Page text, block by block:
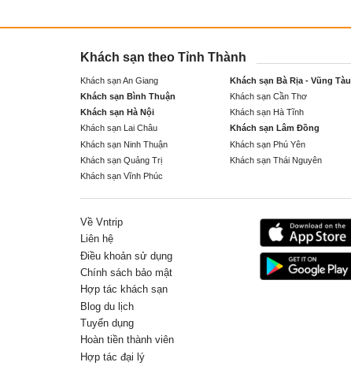
Khách sạn theo Tỉnh Thành
Khách sạn An Giang Khách sạn Bà Rịa - Vũng Tàu
Khách sạn Bình Thuận
Khách sạn Cần Thơ
Khách sạn Hà Nội
Khách sạn Hà Tĩnh
Khách sạn Lai Châu
Khách sạn Lâm Đồng
Khách sạn Ninh Thuận
Khách sạn Phú Yên
Khách sạn Quảng Trị
Khách sạn Thái Nguyên
Khách sạn Vĩnh Phúc
Về Vntrip
Liên hệ
Điều khoản sử dụng
Chính sách bảo mật
Hợp tác khách sạn
Blog du lịch
Tuyển dụng
Hoàn tiền thành viên
Hợp tác đại lý